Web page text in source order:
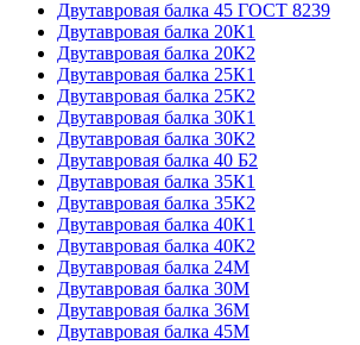
Двутавровая балка 45 ГОСТ 8239
Двутавровая балка 20К1
Двутавровая балка 20К2
Двутавровая балка 25К1
Двутавровая балка 25К2
Двутавровая балка 30К1
Двутавровая балка 30К2
Двутавровая балка 40 Б2
Двутавровая балка 35К1
Двутавровая балка 35К2
Двутавровая балка 40К1
Двутавровая балка 40К2
Двутавровая балка 24М
Двутавровая балка 30М
Двутавровая балка 36М
Двутавровая балка 45М